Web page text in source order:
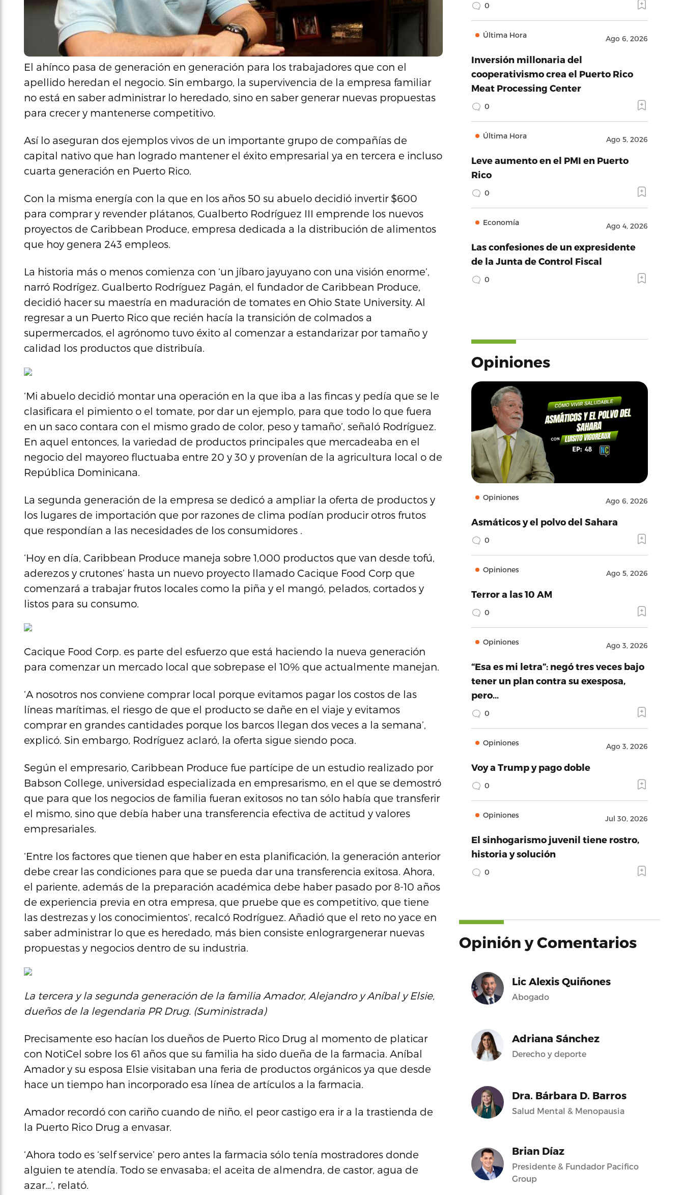
El ahínco pasa de generación en generación para los trabajadores que con el
apellido heredan el negocio. Sin embargo, la supervivencia de la empresa familiar
no está en saber administrar lo heredado, sino en saber generar nuevas propuestas
para crecer y mantenerse competitivo.
Así lo aseguran dos ejemplos vivos de un importante grupo de compañías de
capital nativo que han logrado mantener el éxito empresarial ya en tercera e incluso
cuarta generación en Puerto Rico.
Con la misma energía con la que en los años 50 su abuelo decidió invertir $600
para comprar y revender plátanos, Gualberto Rodríguez III emprende los nuevos
proyectos de Caribbean Produce, empresa dedicada a la distribución de alimentos
que hoy genera 243 empleos.
La historia más o menos comienza con ‘un jíbaro jayuyano con una visión enorme’,
narró Rodrígez. Gualberto Rodríguez Pagán, el fundador de Caribbean Produce,
decidió hacer su maestría en maduración de tomates en Ohio State University. Al
regresar a un Puerto Rico que recién hacía la transición de colmados a
supermercados, el agrónomo tuvo éxito al comenzar a estandarizar por tamaño y
calidad los productos que distribuía.
‘Mi abuelo decidió montar una operación en la que iba a las fincas y pedía que se le
clasificara el pimiento o el tomate, por dar un ejemplo, para que todo lo que fuera
en un saco contara con el mismo grado de color, peso y tamaño’, señaló Rodríguez.
En aquel entonces, la variedad de productos principales que mercadeaba en el
negocio del mayoreo fluctuaba entre 20 y 30 y provenían de la agricultura local o de
República Dominicana.
La segunda generación de la empresa se dedicó a ampliar la oferta de productos y
los lugares de importación que por razones de clima podían producir otros frutos
que respondían a las necesidades de los consumidores .
‘Hoy en día, Caribbean Produce maneja sobre 1,000 productos que van desde tofú,
aderezos y crutones’ hasta un nuevo proyecto llamado Cacique Food Corp que
comenzará a trabajar frutos locales como la piña y el mangó, pelados, cortados y
listos para su consumo.
Cacique Food Corp. es parte del esfuerzo que está haciendo la nueva generación
para comenzar un mercado local que sobrepase el 10% que actualmente manejan.
‘A nosotros nos conviene comprar local porque evitamos pagar los costos de las
líneas marítimas, el riesgo de que el producto se dañe en el viaje y evitamos
comprar en grandes cantidades porque los barcos llegan dos veces a la semana’,
explicó. Sin embargo, Rodríguez aclaró, la oferta sigue siendo poca.
Según el empresario, Caribbean Produce fue partícipe de un estudio realizado por
Babson College, universidad especializada en empresarismo, en el que se demostró
que para que los negocios de familia fueran exitosos no tan sólo había que transferir
el mismo, sino que debía haber una transferencia efectiva de actitud y valores
empresariales.
‘Entre los factores que tienen que haber en esta planificación, la generación anterior
debe crear las condiciones para que se pueda dar una transferencia exitosa. Ahora,
el pariente, además de la preparación académica debe haber pasado por 8-10 años
de experiencia previa en otra empresa, que pruebe que es competitivo, que tiene
las destrezas y los conocimientos’, recalcó Rodríguez. Añadió que el reto no yace en
saber administrar lo que es heredado, más bien consiste enlogrargenerar nuevas
propuestas y negocios dentro de su industria.
La tercera y la segunda generación de la familia Amador, AlejandroyAníbal yElsie,
dueños de la legendaria PR Drug. (Suministrada)
Precisamente eso hacían los dueños de Puerto Rico Drug al momento de platicar
con NotiCel sobre los 61 años que su familia ha sido dueña de la farmacia. Aníbal
Amador y su esposa Elsie visitaban una feria de productos orgánicos ya que desde
hace un tiempo han incorporado esa línea de artículos a la farmacia.
Amador recordó con cariño cuando de niño, el peor castigo era ir a la trastienda de
la Puerto Rico Drug a envasar.
‘Ahora todo es ‘self service’ pero antes la farmacia sólo tenía mostradores donde
alguien te atendía. Todo se envasaba; el aceita de almendra, de castor, agua de
azar…’, relató.
0
Última Hora Ago 6, 2026
Inversión millonaria del
cooperativismo crea el Puerto Rico
Meat Processing Center
0
Última Hora Ago 5, 2026
Leve aumento en el PMI en Puerto
Rico
0
Economía Ago 4, 2026
Las confesiones de un expresidente
de la Junta de Control Fiscal
0
Opiniones
Opiniones Ago 6, 2026
Asmáticos y el polvo del Sahara
0
Opiniones Ago 5, 2026
Terror a las 10 AM
0
Opiniones Ago 3, 2026
“Esa es mi letra”: negó tres veces bajo
tener un plan contra su exesposa,
pero…
0
Opiniones Ago 3, 2026
Voy a Trump y pago doble
0
Opiniones Jul 30, 2026
El sinhogarismo juvenil tiene rostro,
historia y solución
0
Opinión y Comentarios
Lic Alexis Quiñones
Abogado
Adriana Sánchez
Derecho y deporte
Dra. Bárbara D. Barros
Salud Mental & Menopausia
Brian Díaz
Presidente & Fundador Pacifico
Group